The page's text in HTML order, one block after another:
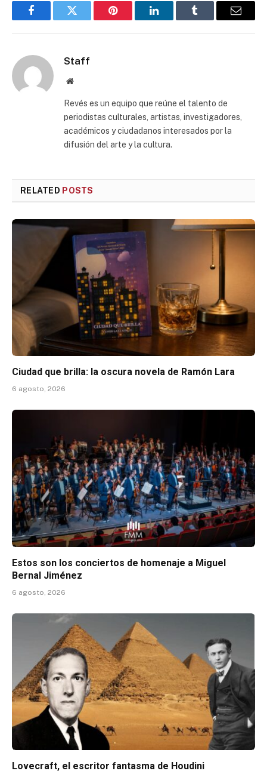
FacebookTwitter Pinterest LinkedInTumblr Email
Staff
Website
Revés es un equipo que reúne el talento de
periodistas culturales, artistas, investigadores,
académicos y ciudadanos interesados por la
difusión del arte y la cultura.
RELATED POSTS
Ciudad que brilla: la oscura novela de Ramón Lara
6 agosto, 2026
Estos son los conciertos de homenaje a Miguel
Bernal Jiménez
6 agosto, 2026
Lovecraft, el escritor fantasma de Houdini